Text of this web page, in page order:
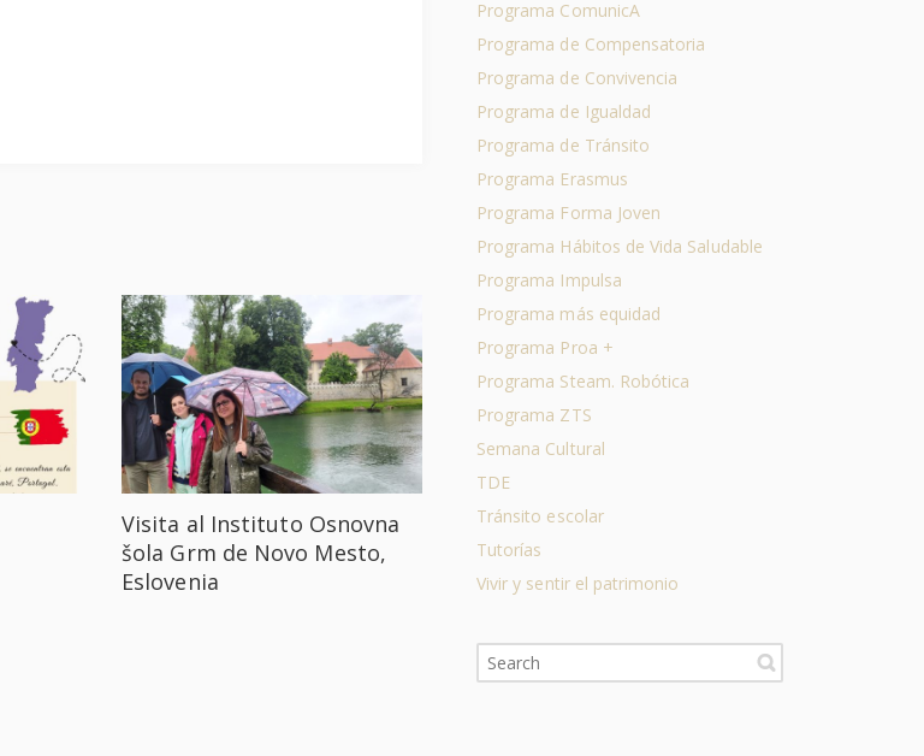
Visita al Instituto Osnovna
šola Grm de Novo Mesto,
Eslovenia
Programa ComunicA
Programa de Compensatoria
Programa de Convivencia
Programa de Igualdad
Programa de Tránsito
Programa Erasmus
Programa Forma Joven
Programa Hábitos de Vida Saludable
Programa Impulsa
Programa más equidad
Programa Proa +
Programa Steam. Robótica
Programa ZTS
Semana Cultural
TDE
Tránsito escolar
Tutorías
Vivir y sentir el patrimonio